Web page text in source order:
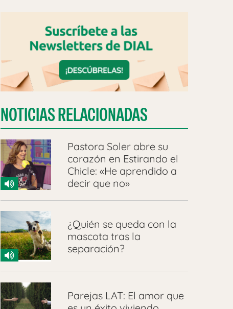
NOTICIAS RELACIONADAS
Pastora Soler abre su
corazón en Estirando el
Chicle: «He aprendido a
decir que no»
¿Quién se queda con la
mascota tras la
separación?
Parejas LAT: El amor que